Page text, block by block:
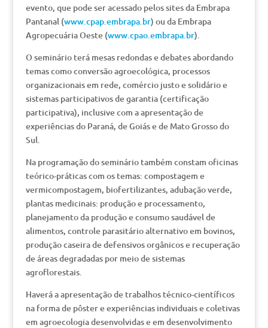
evento, que pode ser acessado pelos sites da Embrapa
Pantanal (www.cpap.embrapa.br) ou da Embrapa
Agropecuária Oeste (www.cpao.embrapa.br).
O seminário terá mesas redondas e debates abordando
temas como conversão agroecológica, processos
organizacionais em rede, comércio justo e solidário e
sistemas participativos de garantia (certificação
participativa), inclusive com a apresentação de
experiências do Paraná, de Goiás e de Mato Grosso do
Sul.
Na programação do seminário também constam oficinas
teórico-práticas com os temas: compostagem e
vermicompostagem, biofertilizantes, adubação verde,
plantas medicinais: produção e processamento,
planejamento da produção e consumo saudável de
alimentos, controle parasitário alternativo em bovinos,
produção caseira de defensivos orgânicos e recuperação
de áreas degradadas por meio de sistemas
agroflorestais.
Haverá a apresentação de trabalhos técnico-científicos
na forma de pôster e experiências individuais e coletivas
em agroecologia desenvolvidas e em desenvolvimento